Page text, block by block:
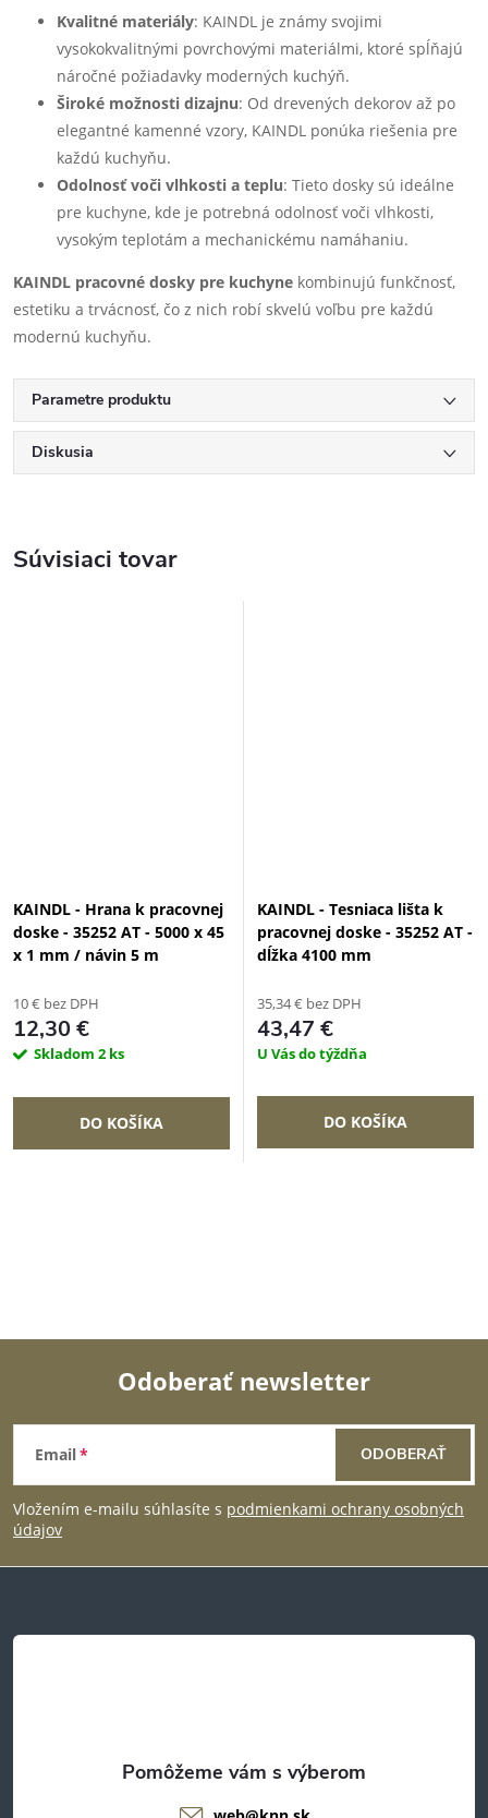
Kvalitné materiály: KAINDL je známy svojimi
vysokokvalitnými povrchovými materiálmi, ktoré spĺňajú
náročné požiadavky moderných kuchýň.
Široké možnosti dizajnu: Od drevených dekorov až po
elegantné kamenné vzory, KAINDL ponúka riešenia pre
každú kuchyňu.
Odolnosť voči vlhkosti a teplu: Tieto dosky sú ideálne
pre kuchyne, kde je potrebná odolnosť voči vlhkosti,
vysokým teplotám a mechanickému namáhaniu.
KAINDL pracovné dosky pre kuchyne kombinujú funkčnosť,
estetiku a trvácnosť, čo z nich robí skvelú voľbu pre každú
modernú kuchyňu.
Parametre produktu
Diskusia
Súvisiaci tovar
KAINDL - Hrana k pracovnej
doske - 35252 AT - 5000 x 45
x 1 mm / návin 5 m
10 € bez DPH
12,30 €
Skladom 2 ks
DO KOŠÍKA
KAINDL - Tesniaca lišta k
pracovnej doske - 35252 AT -
dĺžka 4100 mm
35,34 € bez DPH
43,47 €
U Vás do týždňa
DO KOŠÍKA
Z
á
p
t
Odoberať newsletter
Email
Vložením e-mailu súhlasíte s podmienkami ochrany osobných
údajov
ODOBERAŤ